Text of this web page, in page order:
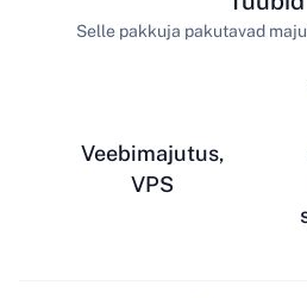
Veebimajutus,
VPS
Selle pakkuja pakutavad